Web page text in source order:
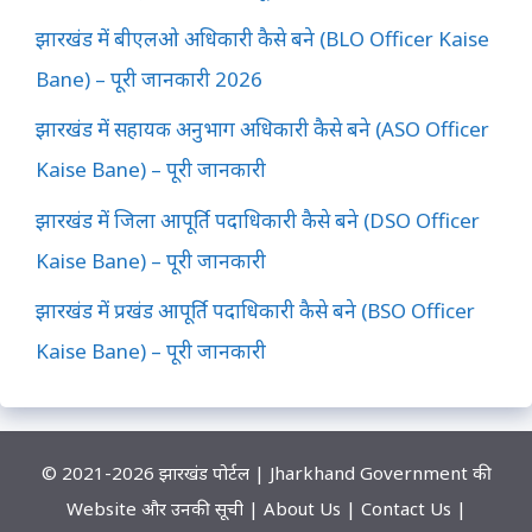
झारखंड में बीएलओ अधिकारी कैसे बने (BLO Officer Kaise
Bane) – पूरी जानकारी 2026
झारखंड में सहायक अनुभाग अधिकारी कैसे बने (ASO Officer
Kaise Bane) – पूरी जानकारी
झारखंड में जिला आपूर्ति पदाधिकारी कैसे बने (DSO Officer
Kaise Bane) – पूरी जानकारी
झारखंड में प्रखंड आपूर्ति पदाधिकारी कैसे बने (BSO Officer
Kaise Bane) – पूरी जानकारी
© 2021-2026झारखंड पोर्टल| Jharkhand Government की
Website और उनकी सूची | About Us | Contact Us |